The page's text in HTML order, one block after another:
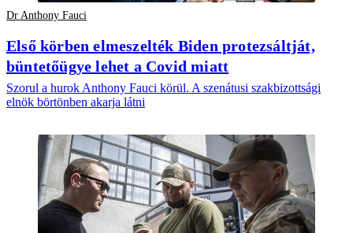
Dr Anthony Fauci
Első körben elmeszelték Biden protezsáltját,
büntetőügye lehet a Covid miatt
Szorul a hurok Anthony Fauci körül. A szenátusi szakbizottsági
elnök börtönben akarja látni